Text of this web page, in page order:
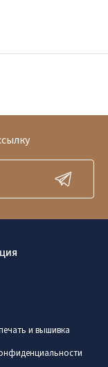
и вышивка